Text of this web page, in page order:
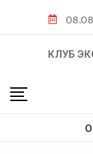
КЛУБ